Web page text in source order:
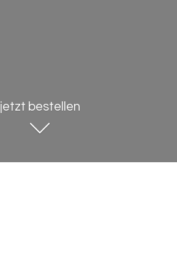
jetzt bestellen